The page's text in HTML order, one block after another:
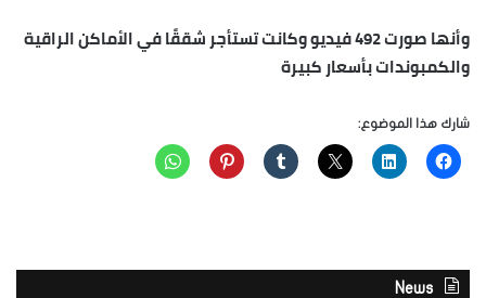
وأنها صورت 492 فيديو وكانت تستأجر شققًا في الأماكن الراقية
والكمبوندات بأسعار كبيرة
شارك هذا الموضوع:
News